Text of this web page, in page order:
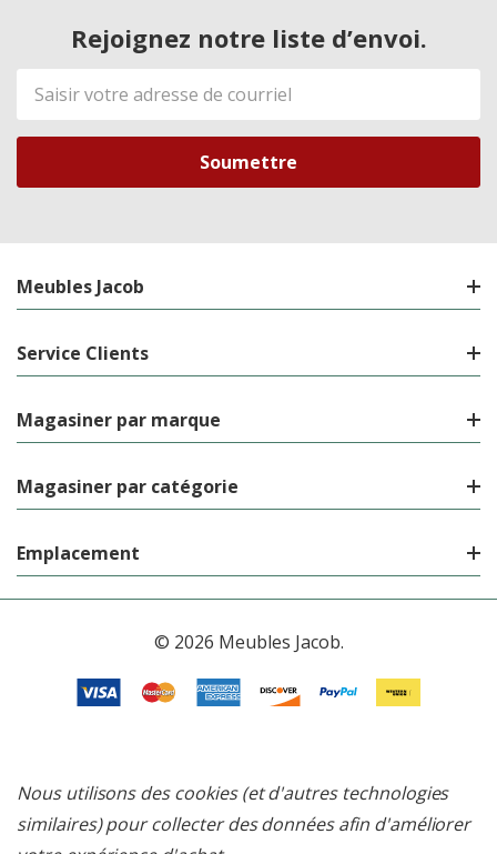
Rejoignez notre liste d’envoi.
Adresse
de
courriel
Meubles Jacob
Service Clients
Magasiner par marque
Magasiner par catégorie
Emplacement
© 2026 Meubles Jacob.
Nous utilisons des cookies (et d'autres technologies
similaires) pour collecter des données afin d'améliorer